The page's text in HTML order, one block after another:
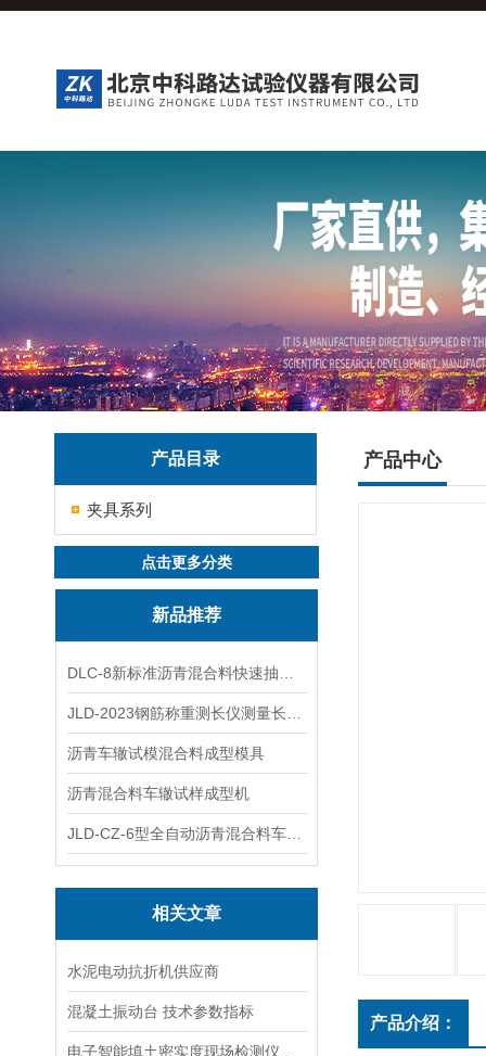
产品目录
夹具系列
点击更多分类
新品推荐
沥青车辙试模混合料成型模具
沥青混合料车辙试样成型机
相关文章
水泥电动抗折机供应商
混凝土振动台 技术参数指标
产品中心
产品介绍：